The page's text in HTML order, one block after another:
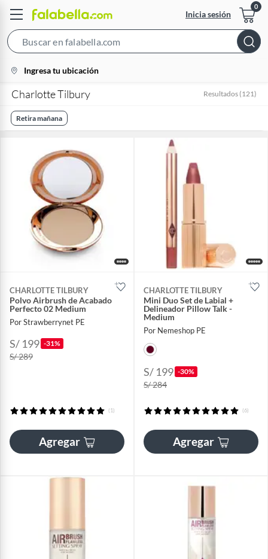
Inicia sesión
Bar
location-
icon
Ingresa tu ubicación
Charlotte Tilbury Resultados (121)
Retira mañana
CHARLOTTE TILBURY
Polvo Airbrush de Acabado
Perfecto 02 Medium
Por Strawberrynet PE
S/ 199 -31%
S/ 289
(1)
Agregar
CHARLOTTE TILBURY
Mini Duo Set de Labial +
Delineador Pillow Talk -
Medium
Por Nemeshop PE
S/ 199 -30%
S/ 284
(6)
Agregar